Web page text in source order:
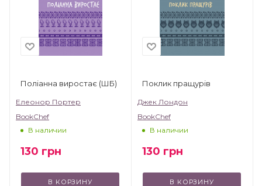
Поліанна виростає (ШБ)
Елеонор Портер
BookChef
В наличии
130 грн
В КОРЗИНУ
Поклик пращурів
Джек Лондон
BookChef
В наличии
130 грн
В КОРЗИНУ